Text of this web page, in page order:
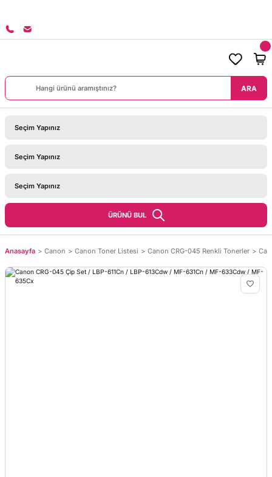
ARA
ÜRÜNÜ BUL
Anasayfa Canon Canon Toner Listesi Canon CRG-045 Renkli Tonerler